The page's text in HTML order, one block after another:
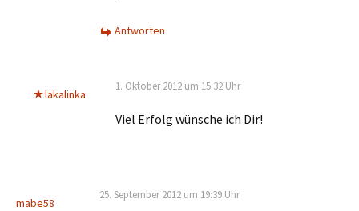
Antworten
lakalinka
1. Oktober 2012 um 15:32 Uhr
Viel Erfolg wünsche ich Dir!
mabe58
25. September 2012 um 19:39 Uhr